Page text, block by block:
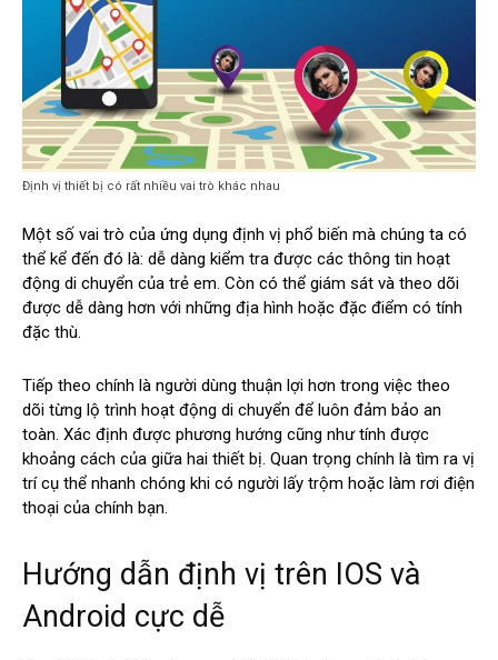
Định vị thiết bị có rất nhiều vai trò khác nhau
Một số vai trò của ứng dụng định vị phổ biến mà chúng ta có
thể kể đến đó là: dễ dàng kiểm tra được các thông tin hoạt
động di chuyển của trẻ em. Còn có thể giám sát và theo dõi
được dễ dàng hơn với những địa hình hoặc đặc điểm có tính
đặc thù.
Tiếp theo chính là người dùng thuận lợi hơn trong việc theo
dõi từng lộ trình hoạt động di chuyển để luôn đảm bảo an
toàn. Xác định được phương hướng cũng như tính được
khoảng cách của giữa hai thiết bị. Quan trọng chính là tìm ra vị
trí cụ thể nhanh chóng khi có người lấy trộm hoặc làm rơi điện
thoại của chính bạn.
Hướng dẫn định vị trên IOS và
Android cực dễ